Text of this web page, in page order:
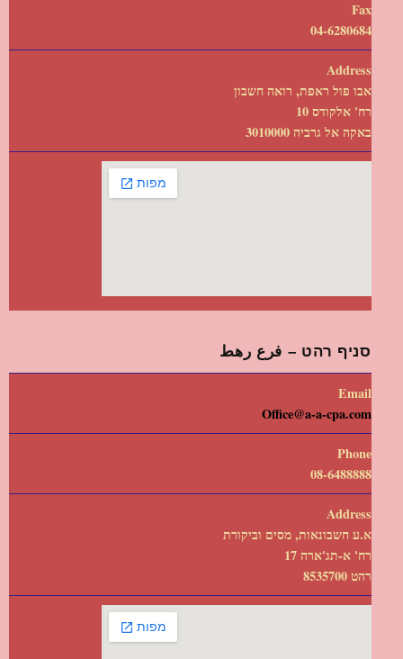
Fax
04-6280684
Address
אבו פול ראפת, רואה חשבון
רח' אלקודס 10
באקה אל גרביה 3010000
סניף רהט – فرع رهط
Email
Office@a-a-cpa.com
Phone
08-6488888
Address
א.ע חשבונאות, מסים וביקורת
רח' א-תג'ארה 17
רהט 8535700